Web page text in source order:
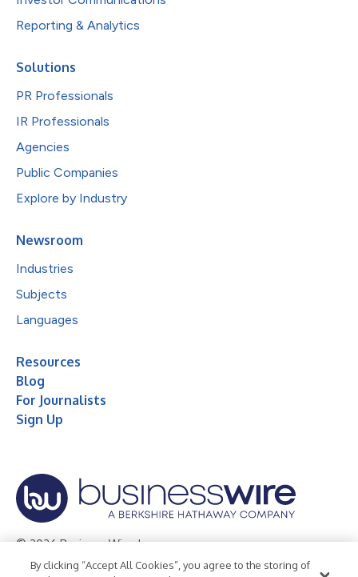
Reporting & Analytics
Solutions
PR Professionals
IR Professionals
Agencies
Public Companies
Explore by Industry
Newsroom
Industries
Subjects
Languages
Resources
Blog
For Journalists
Sign Up
© 2026 Business Wire, Inc.
Privacy Policy Cookie Policy Accessibility Statement
By clicking “Accept All Cookies”, you agree to the storing of